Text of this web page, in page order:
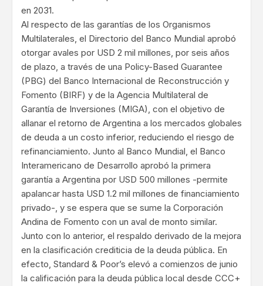
en 2031.
Al respecto de las garantías de los Organismos
Multilaterales, el Directorio del Banco Mundial aprobó
otorgar avales por USD 2 mil millones, por seis años
de plazo, a través de una Policy-Based Guarantee
(PBG) del Banco Internacional de Reconstrucción y
Fomento (BIRF) y de la Agencia Multilateral de
Garantía de Inversiones (MIGA), con el objetivo de
allanar el retorno de Argentina a los mercados globales
de deuda a un costo inferior, reduciendo el riesgo de
refinanciamiento. Junto al Banco Mundial, el Banco
Interamericano de Desarrollo aprobó la primera
garantía a Argentina por USD 500 millones -permite
apalancar hasta USD 1.2 mil millones de financiamiento
privado-, y se espera que se sume la Corporación
Andina de Fomento con un aval de monto similar.
Junto con lo anterior, el respaldo derivado de la mejora
en la clasificación crediticia de la deuda pública. En
efecto, Standard & Poor’s elevó a comienzos de junio
la calificación para la deuda pública local desde CCC+